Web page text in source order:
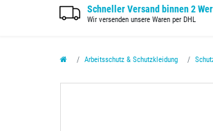
Schneller Versand binnen 2
Wir versenden unsere Waren per DHL
Arbeitsschutz & Schutzkleidung